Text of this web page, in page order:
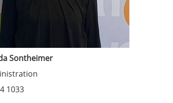
Sontheimer
1033